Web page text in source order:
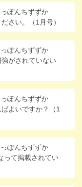
ぽんちずずか
さい。（1月号）
ぽんちずずか
がされていない
ぽんちずずか
よいですか？（1
ぽんちずずか
って掲載されてい